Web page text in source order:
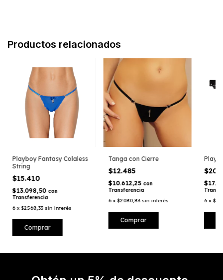
Productos relacionados
Playboy Fantasy Colaless
String
$15.410
$13.098,50 con
Transferencia
6 x$2.568,33 sin interés
Comprar
Tanga con Cierre
$12.485
$10.612,25 con
Transferencia
6 x$2.080,83 sin interés
Comprar
6 x